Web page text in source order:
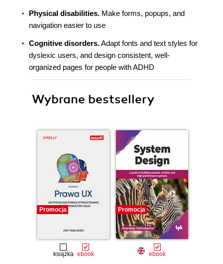
Physical disabilities. Make forms, popups, and
navigation easier to use
Cognitive disorders.Adapt fonts and text styles for
dyslexic users, and design consistent, well-
organized pages for people with ADHD
Wybrane bestsellery
Promocja
książka ebook
Promocja
ebook